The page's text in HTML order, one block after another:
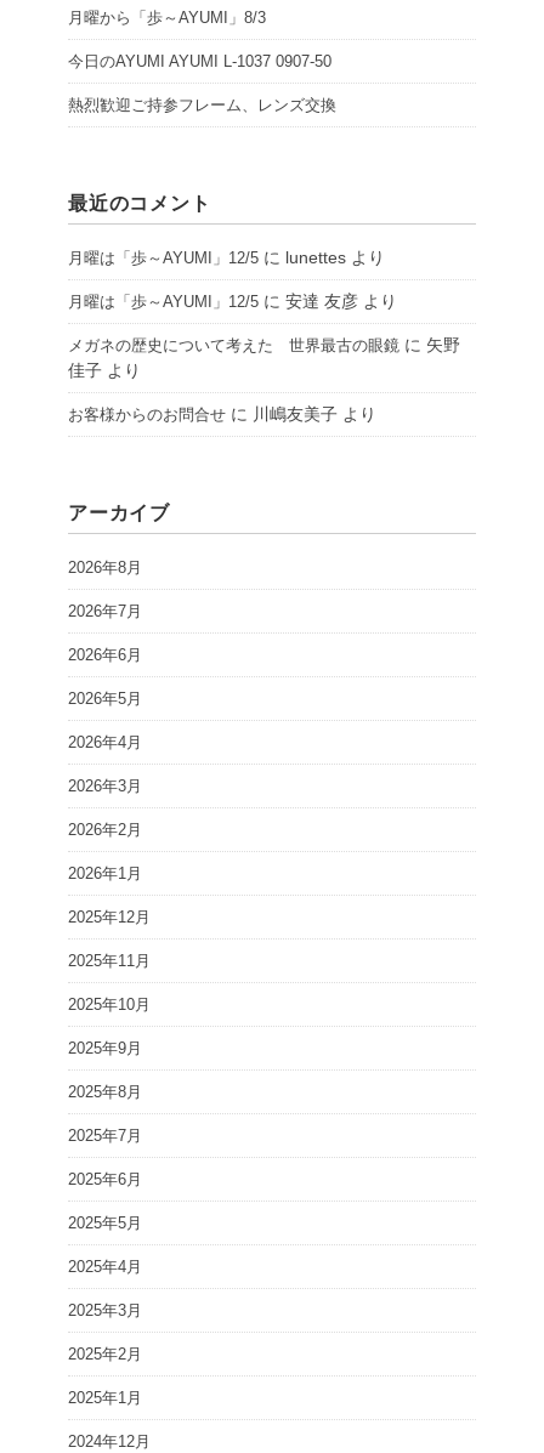
月曜から「歩～AYUMI」8/3
今日のAYUMI AYUMI L-1037 0907-50
熱烈歓迎ご持参フレーム、レンズ交換
最近のコメント
月曜は「歩～AYUMI」12/5 に lunettes より
月曜は「歩～AYUMI」12/5 に 安達 友彦 より
メガネの歴史について考えた 世界最古の眼鏡 に 矢野
佳子 より
お客様からのお問合せ に 川嶋友美子 より
アーカイブ
2026年8月
2026年7月
2026年6月
2026年5月
2026年4月
2026年3月
2026年2月
2026年1月
2025年12月
2025年11月
2025年10月
2025年9月
2025年8月
2025年7月
2025年6月
2025年5月
2025年4月
2025年3月
2025年2月
2025年1月
2024年12月